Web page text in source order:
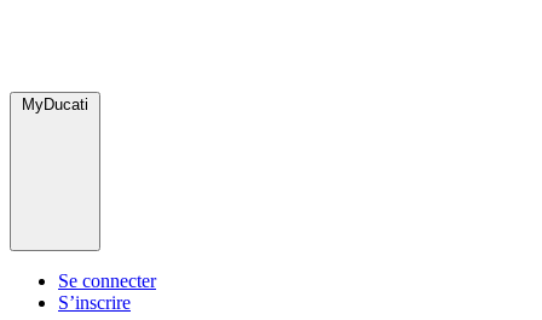
MyDucati
Se connecter
S’inscrire